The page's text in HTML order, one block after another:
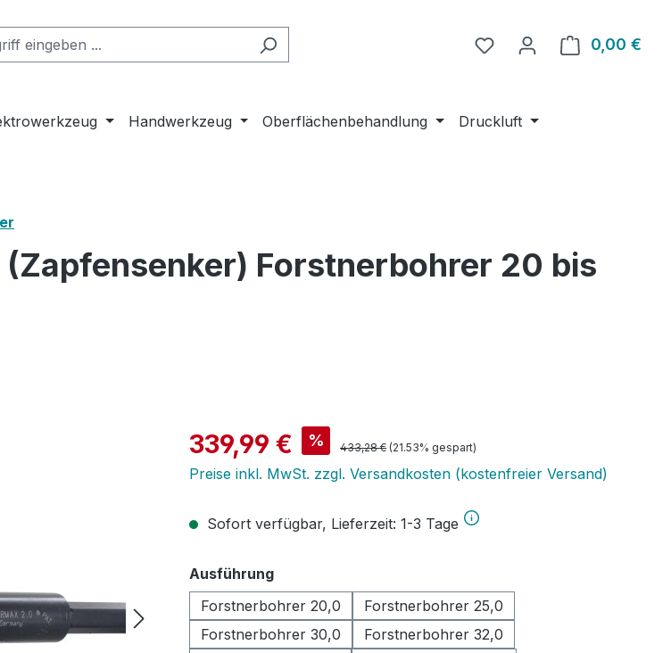
Du hast 0 Produkte auf
0,00 €
Handwerkzeug Oberflächenbehandlung
Druckluft
(Zapfensenker) Forstnerbohrer 20 bis
Verkaufspreis:
339,99 € % Regulärer Preis:
433,28 € (21.53% gespart)
Preise inkl. MwSt. zzgl. Versandkosten (kostenfreier Versand)
Sofort verfügbar, Lieferzeit: 1-3 Tage
Ausführungauswählen
Forstnerbohrer 20,0
Forstnerbohrer 25,0
Forstnerbohrer 30,0
Forstnerbohrer 32,0